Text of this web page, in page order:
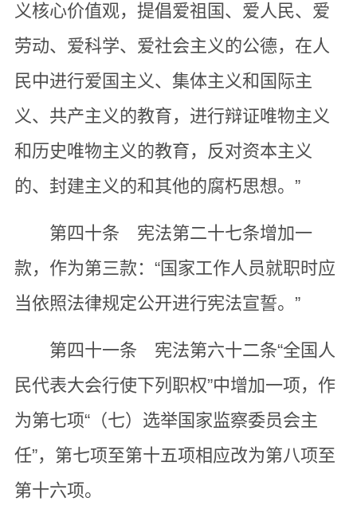
义核心价值观，提倡爱祖国、爱人民、爱
劳动、爱科学、爱社会主义的公德，在人
民中进行爱国主义、集体主义和国际主
义、共产主义的教育，进行辩证唯物主义
和历史唯物主义的教育，反对资本主义
的、封建主义的和其他的腐朽思想。”
第四十条 宪法第二十七条增加一
款，作为第三款：“国家工作人员就职时应
当依照法律规定公开进行宪法宣誓。”
第四十一条 宪法第六十二条“全国人
民代表大会行使下列职权”中增加一项，作
为第七项“（七）选举国家监察委员会主
任”，第七项至第十五项相应改为第八项至
第十六项。